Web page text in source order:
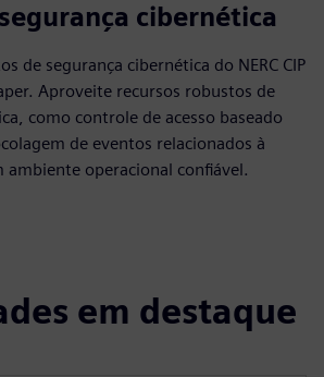
cibernética
de segurança cibernética do NERC CIP
Aproveite recursos robustos de
como controle de acesso baseado
de eventos relacionados à
ambiente operacional confiável.
em destaque